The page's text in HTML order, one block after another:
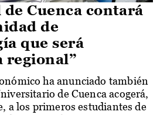
Cuenca contará
de
que será
regional”
ha anunciado también
de Cuenca acogerá,
a los primeros estudiantes de